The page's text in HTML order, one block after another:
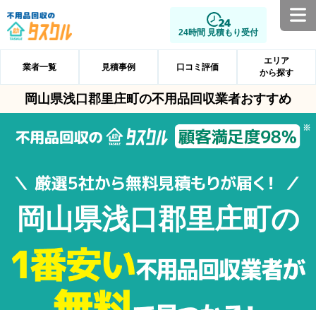
24時間 見積もり受付
業者一覧 見積事例 口コミ評価
エリア
から探す
岡山県浅口郡里庄町の不用品回収業者おすすめ
岡山県浅口郡里庄町の